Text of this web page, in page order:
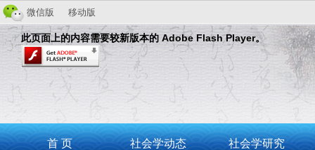
微信版 移动版
此页面上的内容需要较新版本的 Adobe Flash Player。
首 页 社会学动态 社会学研究